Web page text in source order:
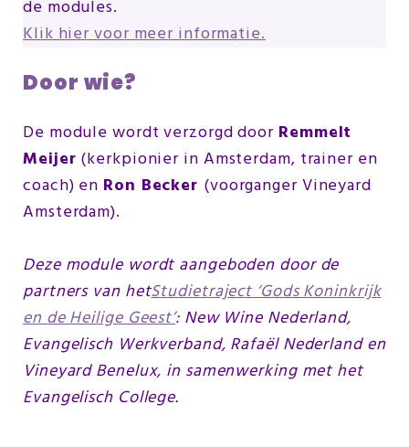
de modules.
Klik hier voor meer informatie.
Door wie?
De module wordt verzorgd door Remmelt
Meijer (kerkpionier in Amsterdam, trainer en
coach) en Ron Becker (voorganger Vineyard
Amsterdam).
Deze module wordt aangeboden door de
partners van hetStudietraject ‘Gods Koninkrijk
en de Heilige Geest’: New Wine Nederland,
Evangelisch Werkverband, Rafaël Nederland en
Vineyard Benelux, in samenwerking met het
Evangelisch College.